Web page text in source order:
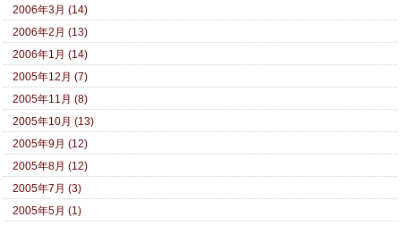
2006年3月 (14)
2006年2月 (13)
2006年1月 (14)
2005年12月 (7)
2005年11月 (8)
2005年10月 (13)
2005年9月 (12)
2005年8月 (12)
2005年7月 (3)
2005年5月 (1)